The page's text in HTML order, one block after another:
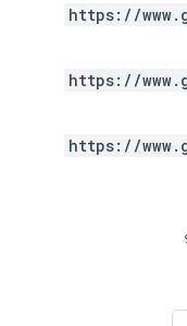
https://
https://
https://